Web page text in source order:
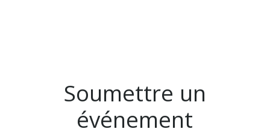
Soumettre un
événement